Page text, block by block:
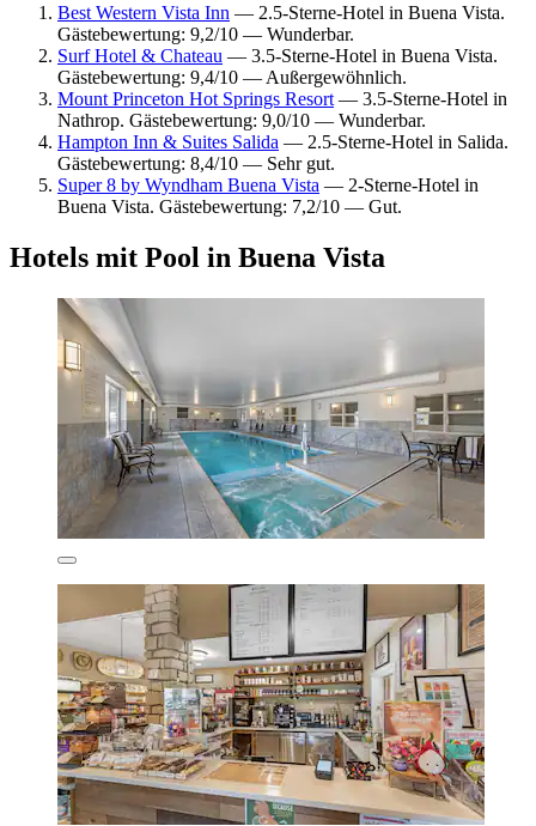
Best Western Vista Inn — 2.5-Sterne-Hotel in Buena Vista.
Gästebewertung: 9,2/10 — Wunderbar.
Surf Hotel & Chateau — 3.5-Sterne-Hotel in Buena Vista.
Gästebewertung: 9,4/10 — Außergewöhnlich.
Mount Princeton Hot Springs Resort — 3.5-Sterne-Hotel in
Nathrop. Gästebewertung: 9,0/10 — Wunderbar.
Hampton Inn & Suites Salida — 2.5-Sterne-Hotel in Salida.
Gästebewertung: 8,4/10 — Sehr gut.
Super 8 by Wyndham Buena Vista — 2-Sterne-Hotel in
Buena Vista. Gästebewertung: 7,2/10 — Gut.
Hotels mit Pool in Buena Vista